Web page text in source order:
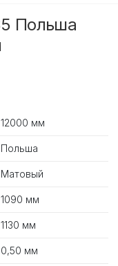
Польша
12000 мм
Польша
Матовый
1090 мм
1130 мм
0,50 мм